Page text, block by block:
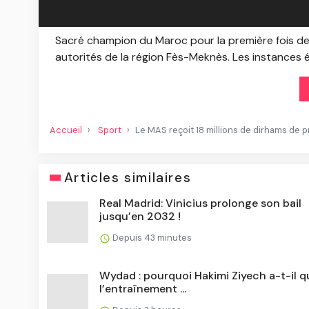
Sacré champion du Maroc pour la première fois
autorités de la région Fès-Meknès. Les instances
Accueil Sport Le MAS reçoit 18 millions de dirhams de
Articles similaires
Real Madrid: Vinicius prolonge son bail
jusqu’en 2032 !
Depuis 43 minutes
Wydad : pourquoi Hakimi Ziyech a-t-il
l’entraînement ...